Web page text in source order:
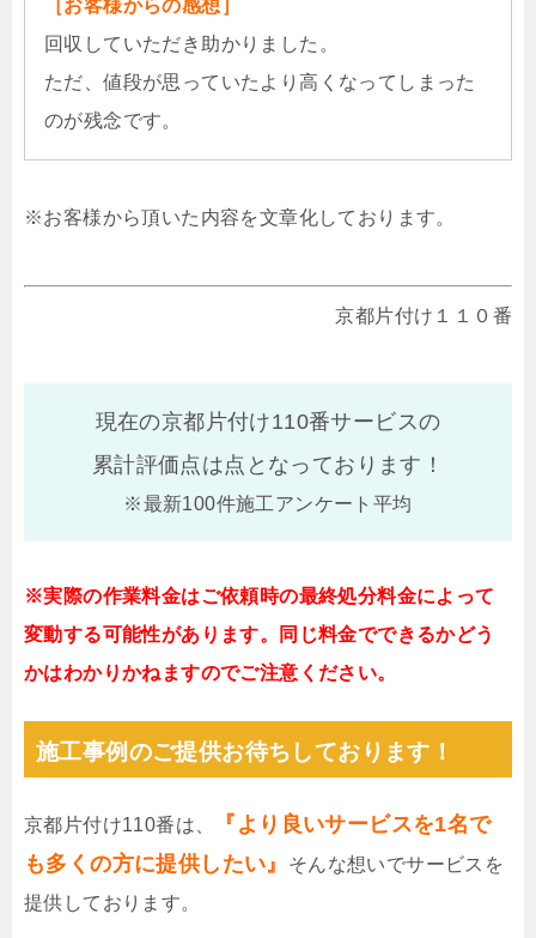
［お客様からの感想］
回収していただき助かりました。
ただ、値段が思っていたより高くなってしまった
のが残念です。
※お客様から頂いた内容を文章化しております。
京都片付け１１０番
現在の京都片付け110番サービスの
累計評価点は点となっております！
※最新100件施工アンケート平均
※実際の作業料金はご依頼時の最終処分料金によって
変動する可能性があります。同じ料金でできるかどう
かはわかりかねますのでご注意ください。
施工事例のご提供お待ちしております！
京都片付け110番は、
『より良いサービスを1名で
も多くの方に提供したい』
そんな想いでサービスを
提供しております。